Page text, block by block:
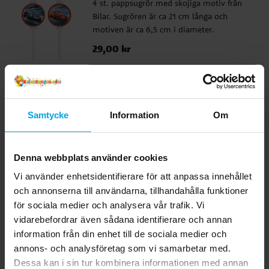
Samtycke Information Om
Denna webbplats använder cookies
Vi använder enhetsidentifierare för att anpassa innehållet
och annonserna till användarna, tillhandahålla funktioner
för sociala medier och analysera vår trafik. Vi
vidarebefordrar även sådana identifierare och annan
information från din enhet till de sociala medier och
annons- och analysföretag som vi samarbetar med.
Dessa kan i sin tur kombinera informationen med annan
4 st. pappsugrör med skojiga motiv från
Bilar. Sugrören är ca 21 cm långa och
motiven är ca 6,5 cm i diameter.
Pris:29,00 kr
29,00 kr
Disney Bilar - Kalashattar 6-pack
6 st. kalashattar med häftiga motiv från
Disney Bilar. Skoj att ha till kalas med
hålls plats med ett resårband.
KÖP
Relaterade produkter